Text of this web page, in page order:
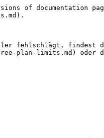
of documentation
fehlschlägt, findest
plan-limits.md) oder